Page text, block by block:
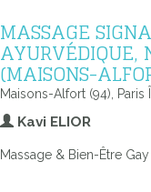
MASSAGE
AYURVÉDIQUE,
(MAISONS-
Maisons-Alfort (94),
Kavi ELIOR
Massage & Bien-Être